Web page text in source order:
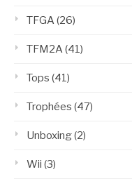
TFGA(26)
TFM2A(41)
Tops (41)
Trophées (47)
Unboxing(2)
Wii (3)